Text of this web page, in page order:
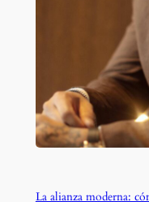
La alianza moderna: